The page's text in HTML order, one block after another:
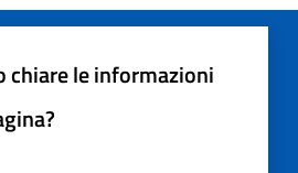
chiare le informazioni